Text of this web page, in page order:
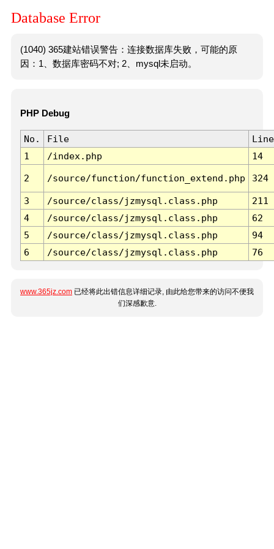
Database Error
(1040) 365建站错误警告：连接数据库失败，可能的原
因：1、数据库密码不对; 2、mysql未启动。
PHP Debug
No. File
Line
1
/index.php 14
2 /source/function/function_extend.php 324
3 /source/class/jzmysql.class.php
211
4
/source/class/jzmysql.class.php
62
5
/source/class/jzmysql.class.php
94
6
/source/class/jzmysql.class.php 76
www.365jz.com 已经将此出错信息详细记录, 由此给您带来的访问不便我
们深感歉意.